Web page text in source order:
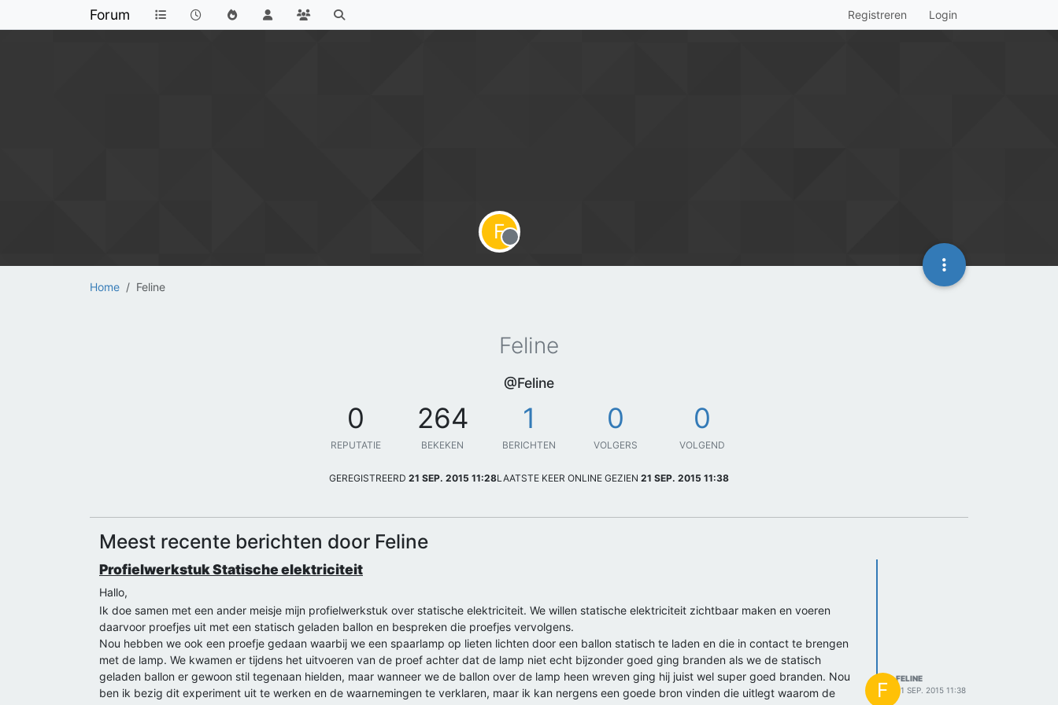
Forum Registreren Login
Home Feline
F
Offline
Feline
@Feline
0
REPUTATIE
264
BEKEKEN
1
BERICHTEN
0
VOLGERS
0
VOLGEND
GEREGISTREERD 21 SEP. 2015 11:28LAATSTE KEER ONLINE GEZIEN 21 SEP. 2015 11:38
Meest recente berichten door Feline
Profielwerkstuk Statische elektriciteit
Hallo,
Ik doe samen met een ander meisje mijn profielwerkstuk over statische elektriciteit. We willen statische elektriciteit zichtbaar maken en voeren
daarvoor proefjes uit met een statisch geladen ballon en bespreken die proefjes vervolgens.
Nou hebben we ook een proefje gedaan waarbij we een spaarlamp op lieten lichten door een ballon statisch te laden en die in contact te brengen
met de lamp. We kwamen er tijdens het uitvoeren van de proef achter dat de lamp niet echt bijzonder goed ging branden als we de statisch
geladen ballon er gewoon stil tegenaan hielden, maar wanneer we de ballon over de lamp heen wreven ging hij juist wel super goed branden. Nou
ben ik bezig dit experiment uit te werken en de waarnemingen te verklaren, maar ik kan nergens een goede bron vinden die uitlegt waarom de
F
FELINE
21 SEP. 2015 11:38